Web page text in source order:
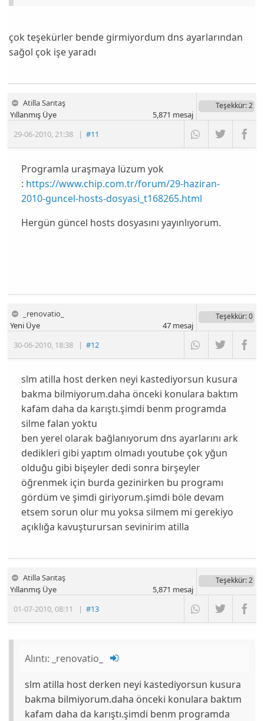
çok teşekürler bende girmiyordum dns ayarlarından
sağol çok işe yaradı
Atilla Sarıtaş
29-06-2010,21:38 |#11
Yıllanmış Üye
Teşekkür: 2
5,871 mesaj
Programla uraşmaya lüzum yok
: https://www.chip.com.tr/forum/29-haziran-
2010-guncel-hosts-dosyasi_t168265.html
Hergün güncel hosts dosyasını yayınlıyorum.
_renovatio_
30-06-2010 18:38 |#12
Yeni Üye
Teşekkür: 0
47mesaj
slm atilla host derken neyi kastediyorsun kusura
bakma bilmiyorum.daha önceki konulara baktım
kafam daha da karıştı.şimdi benm programda
silme falan yoktu
ben yerel olarak bağlanıyorum dns ayarlarını ark
dedikleri gibi yaptım olmadı youtube çok yğun
olduğu gibi bişeyler dedi sonra birşeyler
öğrenmek için burda gezinirken bu programı
gördüm ve şimdi giriyorum.şimdi böle devam
etsem sorun olur mu yoksa silmem mi gerekiyo
açıklığa kavuşturursan sevinirim atilla
Atilla Sarıtaş
01-07-2010,08:11 |#13
Yıllanmış Üye
Teşekkür: 2
5,871 mesaj
Alıntı: _renovatio_
slm atilla host derken neyi kastediyorsun kusura
bakma bilmiyorum.daha önceki konulara baktım
kafam daha da karıştı.şimdi benm programda